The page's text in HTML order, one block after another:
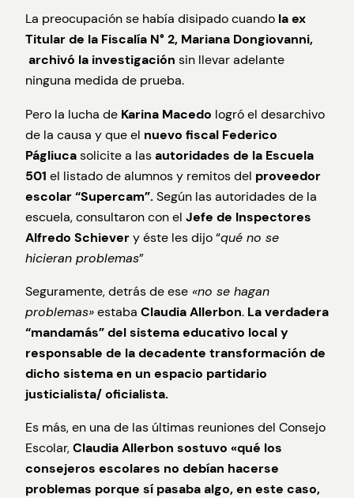
La preocupación se había disipado cuando la ex
Titular de la Fiscalía N° 2, Mariana Dongiovanni,
archivó la investigación sin llevar adelante
ninguna medida de prueba.
Pero la lucha de Karina Macedo logró el desarchivo
de la causa y que el nuevo fiscal Federico
Págliucasolicite a lasautoridades de la Escuela
501 el listado de alumnos y remitos del proveedor
escolar “Supercam”.Según las autoridades de la
escuela, consultaron con el Jefe de Inspectores
Alfredo Schievery éste les dijo “qué no se
hicieran problemas”
Seguramente, detrás de ese «no se hagan
problemas»estaba Claudia Allerbon. La verdadera
“mandamás” del sistema educativo local y
responsable de la decadente transformación de
dicho sistema en un espacio partidario
justicialista/ oficialista.
Es más, en una de las últimas reuniones del Consejo
Escolar,Claudia Allerbon sostuvo «qué los
consejeros escolares no debían hacerse
problemas porque sí pasaba algo, en este caso,